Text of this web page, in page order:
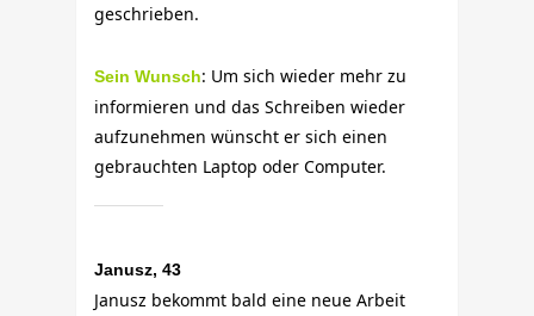
geschrieben.
Sein Wunsch: Um sich wieder mehr zu
informieren und das Schreiben wieder
aufzunehmen wünscht er sich einen
gebrauchten Laptop oder Computer.
Janusz, 43
Janusz bekommt bald eine neue Arbeit